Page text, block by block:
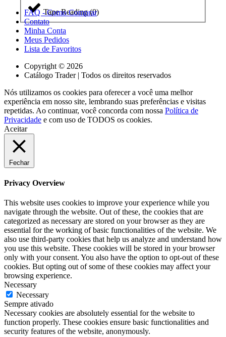
Tape Reading(0)
FAQ - Como Comprar
Contato
Minha Conta
Meus Pedidos
Lista de Favoritos
Copyright © 2026
Catálogo Trader | Todos os direitos reservados
Nós utilizamos os cookies para oferecer a você uma melhor
experiência em nosso site, lembrando suas preferências e visitas
repetidas. Ao continuar, você concorda com nossa Política de
Privacidade e com uso de TODOS os cookies.
Aceitar
Fechar
Privacy Overview
This website uses cookies to improve your experience while you
navigate through the website. Out of these, the cookies that are
categorized as necessary are stored on your browser as they are
essential for the working of basic functionalities of the website. We
also use third-party cookies that help us analyze and understand how
you use this website. These cookies will be stored in your browser
only with your consent. You also have the option to opt-out of these
cookies. But opting out of some of these cookies may affect your
browsing experience.
Necessary
Necessary
Sempre ativado
Necessary cookies are absolutely essential for the website to
function properly. These cookies ensure basic functionalities and
security features of the website, anonymously.